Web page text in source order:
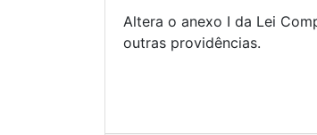
Altera o anexo I da Lei
outras